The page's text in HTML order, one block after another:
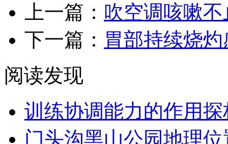
上一篇： 吹空调咳嗽
下一篇： 胃部持续烧
阅读发现
训练协调能力的作用探
门头沟黑山公园地理